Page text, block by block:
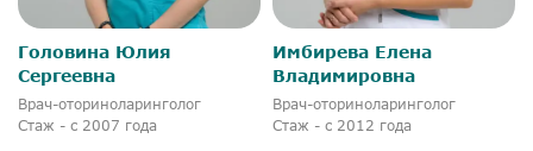
Головина Юлия
Сергеевна
Врач-оториноларинголог
Стаж - с 2007 года
Имбирева Елена
Владимировна
Врач-оториноларинголог
Стаж - с 2012 года